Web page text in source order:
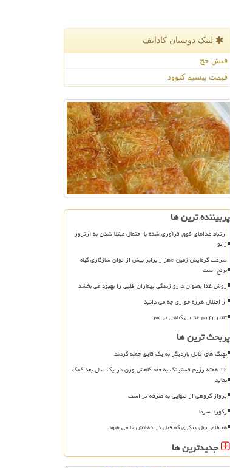
لینک دوستان كادایف
فیش حج
قیمت بیسیم کنوود
پربیننده ترین ها
ارتباط غذاهای فوق فرآوری شده با احتمال مبتلا شدن به آرتروز
زانو
سرعت گرمایش زمین ۵هزار برابر بیش از توان سازگاری گیاه
برنج است
روش غذا بعنوان دارو زندگی بیماران قلبی را بهبود می بخشد
از اختلال هرزه خواری چه می دانید
تاثیر رژیم غذایی گیاهی بر مغز
پربحث ترین ها
نهنگ های قاتل باردیگر به یک قایق حمله کردند
۱۲ هفته رژیم فستینگ به حفظ کاهش وزن در یک سال بعد کمک
نماید
پرواز گروهی از تنهایی به صرفه تر است
رکورد سرما
هیولای غول پیکری که فیل در دهانش جا می شود
جدیدترین ها